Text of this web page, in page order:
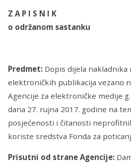
Z A P I S N I K
o održanom sastanku
Predmet: Dopis dijela
elektroničkih publikacija vezano
Agencije za elektroničke medije
dana 27. rujna 2017. godine na
posjećenosti i čitanosti
koriste sredstva Fonda za
Prisutni od strane Agencije: